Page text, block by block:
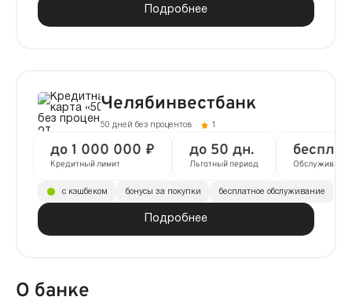
Подробнее
Челябинвестбанк
50 дней без процентов
до 1 000 000 ₽
Кредитный лимит
до 50 дн.
Льготный период Обслуживание
Подробнее
с кэшбеком бонусы за покупки бесплатное обслуживание
О банке